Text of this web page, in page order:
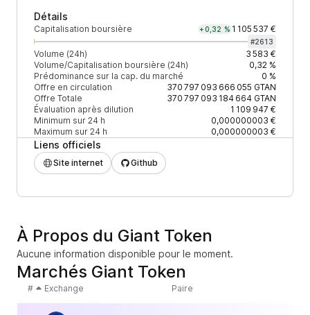
Détails
Capitalisation boursière +0,32 % 1 105 537 €
#2613
Volume (24h)
3 583 €
Volume/Capitalisation boursière (24h)
0,32 %
Prédominance sur la cap. du marché
0 %
Offre en circulation
370 797 093 666 055 GTAN
Offre Totale
370 797 093 184 664GTAN
Évaluation après dilution
1 109 947 €
Minimum sur 24 h
0,000000003 €
Maximum sur 24 h
0,000000003 €
Liens officiels
Site internet Github
À Propos du Giant Token
Aucune information disponible pour le moment.
Marchés Giant Token
# Exchange Paire